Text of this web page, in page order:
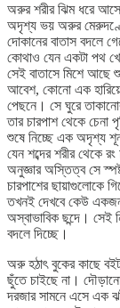
অরুর শরীর ঝিম ধরে
অদৃশ্য ভয় অরুর
দোকানের বাতাস বদলে
কোথাও যেন একটা পথ
সেই বাতাসে মিশে আছে
আবেশ, কোনো এক
পেছনে। সে ঘুরে
তার চারপাশ থেকে চেনা
শুষে নিচ্ছে এক অদৃশ্য
যেন শব্দের শরীর থেকে
অনুজ্ঞার অস্তিত্ব সে
চারপাশের ছায়াগুলোকে
তখনই দেখবে কেউ একজন
অস্বাভাবিক ছন্দে। সেই
বদলে দিচ্ছে।
অরু হঠাৎ বুকের কাছে
ছুঁতে চাইছে না।
দরজার সামনে এসে এক